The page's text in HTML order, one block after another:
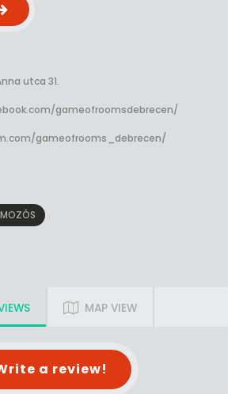
utca 31.
gameofroomsdebrecen/
gameofrooms_debrecen/
MAP VIEW
a review!